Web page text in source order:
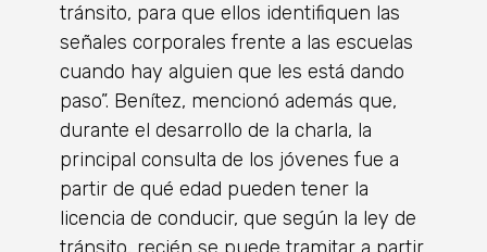
tránsito, para que ellos identifiquen las
señales corporales frente a las escuelas
cuando hay alguien que les está dando
paso”. Benítez, mencionó además que,
durante el desarrollo de la charla, la
principal consulta de los jóvenes fue a
partir de qué edad pueden tener la
licencia de conducir, que según la ley de